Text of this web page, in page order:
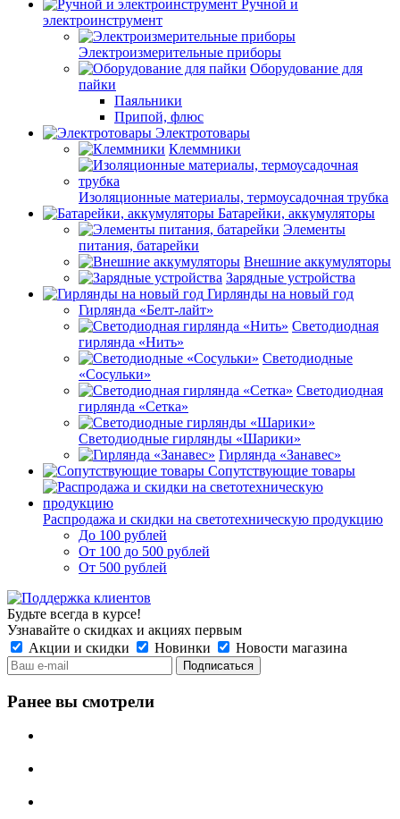
Ручной и
электроинструмент
Электроизмерительные приборы
Оборудование для
пайки
Паяльники
Припой, флюс
Электротовары
Клеммники
Изоляционные материалы, термоусадочная трубка
Батарейки, аккумуляторы
Элементы
питания, батарейки
Внешние аккумуляторы
Зарядные устройства
Гирлянды на новый год
Гирлянда «Белт-лайт»
Светодиодная
гирлянда «Нить»
Светодиодные
«Сосульки»
Светодиодная
гирлянда «Сетка»
Светодиодные гирлянды «Шарики»
Гирлянда «Занавес»
Сопутствующие товары
Распродажа и скидки на светотехническую продукцию
До 100 рублей
От 100 до 500 рублей
От 500 рублей
Будьте всегда в курсе!
Узнавайте о скидках и акциях первым
Акции и скидки
Новинки Новости магазина
Ранее вы смотрели